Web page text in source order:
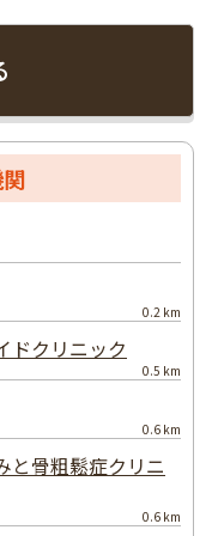
0.2 km
ドクリニック
0.5 km
0.6 km
骨粗鬆症クリニ
0.6 km